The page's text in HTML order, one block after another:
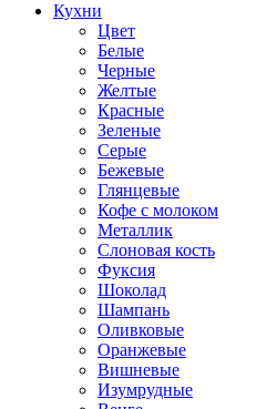
Кухни
Цвет
Белые
Черные
Желтые
Красные
Зеленые
Серые
Бежевые
Глянцевые
Кофе с молоком
Металлик
Слоновая кость
Фуксия
Шоколад
Шампань
Оливковые
Оранжевые
Вишневые
Изумрудные